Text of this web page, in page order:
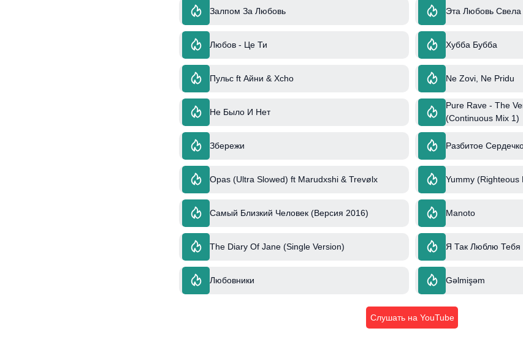
Залпом За Любовь
Эта Любовь
Любов - Це Ти Хубба Бубба
Пульс ft Айни & Xcho Ne Zovi, Ne Pridu
Не Было И Нет
Pure Rave - The
(Continuous Mix 1)
Збережи Разбитое
Opas (Ultra Slowed) ft Marudxshi & Trevølx Yummy (Righteous
Самый Близкий Человек (Версия 2016) Manoto
The Diary Of Jane (Single Version) Я Так Люблю Тебя
Любовники Gəlmişəm
Слушать на YouTube